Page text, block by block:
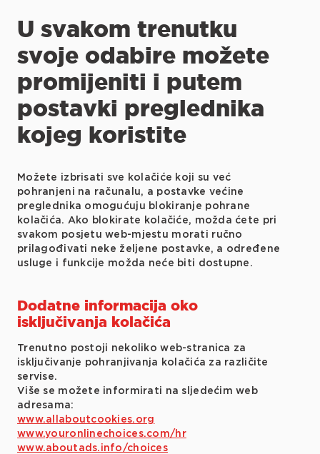
U svakom trenutku
svoje odabire možete
promijeniti i putem
postavki preglednika
kojeg koristite
Možete izbrisati sve kolačiće koji su već
pohranjeni na računalu, a postavke većine
preglednika omogućuju blokiranje pohrane
kolačića. Ako blokirate kolačiće, možda ćete pri
svakom posjetu web-mjestu morati ručno
prilagođivati neke željene postavke, a određene
usluge i funkcije možda neće biti dostupne.
Dodatne informacija oko
isključivanja kolačića
Trenutno postoji nekoliko web-stranica za
isključivanje pohranjivanja kolačića za različite
servise.
Više se možete informirati na sljedećim web
adresama:
www.allaboutcookies.org
www.youronlinechoices.com/hr
www.aboutads.info/choices